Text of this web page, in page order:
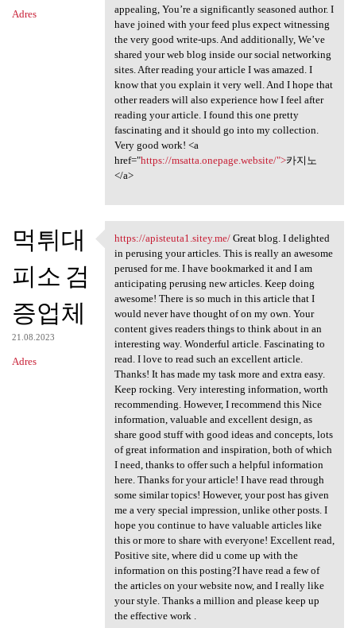
Adres
appealing, You’re a significantly seasoned author. I
have joined with your feed plus expect witnessing
the very good write-ups. And additionally, We’ve
shared your web blog inside our social networking
sites. After reading your article I was amazed. I
know that you explain it very well. And I hope that
other readers will also experience how I feel after
reading your article. I found this one pretty
fascinating and it should go into my collection.
Very good work! <a
href="https://msatta.onepage.website/">카지노
</a>
먹튀대
피소 검
증업체
21.08.2023
Adres
https://apisteuta1.sitey.me/
https://apisteuta1.sitey.me/Great blog. I delighted
in perusing your articles. This is really an awesome
perused for me. I have bookmarked it and I am
anticipating perusing new articles. Keep doing
awesome! There is so much in this article that I
would never have thought of on my own. Your
content gives readers things to think about in an
interesting way. Wonderful article. Fascinating to
read. I love to read such an excellent article.
Thanks! It has made my task more and extra easy.
Keep rocking. Very interesting information, worth
recommending. However, I recommend this Nice
information, valuable and excellent design, as
share good stuff with good ideas and concepts, lots
of great information and inspiration, both of which
I need, thanks to offer such a helpful information
here. Thanks for your article! I have read through
some similar topics! However, your post has given
me a very special impression, unlike other posts. I
hope you continue to have valuable articles like
this or more to share with everyone! Excellent read,
Positive site, where did u come up with the
information on this posting?I have read a few of
the articles on your website now, and I really like
your style. Thanks a million and please keep up
the effective work .